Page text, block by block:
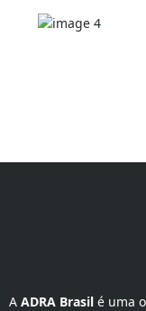
A ADRA Brasil é uma